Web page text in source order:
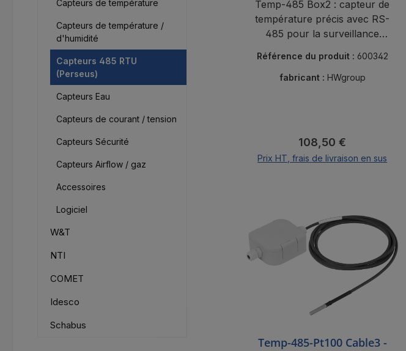
Capteurs de température
Capteurs de température /
d'humidité
Capteurs 485 RTU
(Perseus)
Capteurs Eau
Capteurs de courant / tension
Capteurs Sécurité
Capteurs Airflow / gaz
Accessoires
Logiciel
W&T
NTI
COMET
Idesco
Schabus
Temp-485 Box2 : capteur de
température précis avec RS-
485 pour la surveillance
serveurs et l'intégration
Poseidon2.
Référence du produit : 600342
fabricant : HWgroup
Prix régulier :
108,50 €
Prix HT, frais de livraison en sus
Temp-485-Pt100 Cable3 -